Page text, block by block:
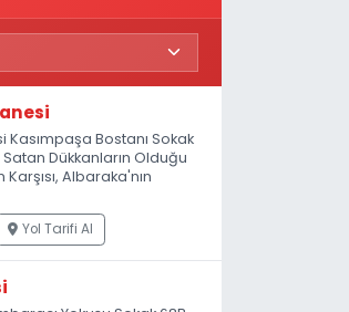
Bostanı Sokak
Satan Dükkanların Olduğu
Albaraka'nın
Yol Tarifi Al